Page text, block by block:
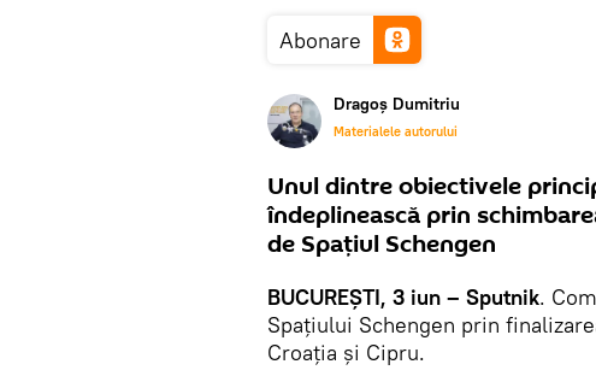
Abonare
Dragoș Dumitriu
Materialele autorului
Unul dintre obiectivele
îndeplinească prin
de Spaţiul Schengen
BUCUREȘTI, 3 iun – Sputnik.
Spaţiului Schengen prin
Croația și Cipru.